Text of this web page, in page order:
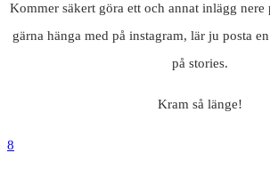
Kommer säkert göra ett och annat inlägg
gärna hänga med på instagram, lär ju posta
på stories.
Kram så länge!
8